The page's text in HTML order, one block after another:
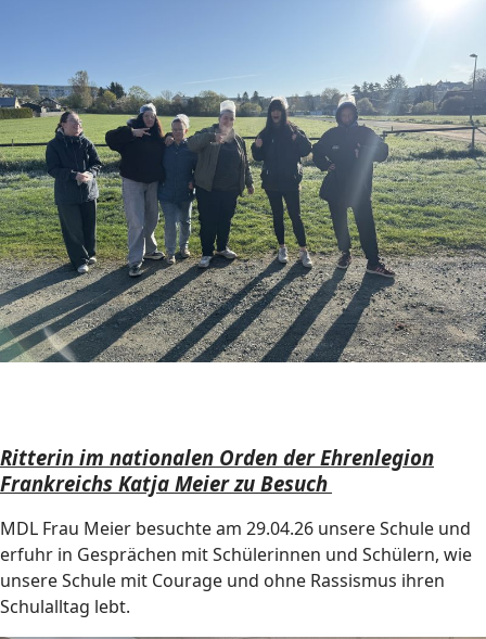
Ritterin im nationalen Orden der Ehrenlegion
Frankreichs Katja Meier zu Besuch
MDL Frau Meier besuchte am 29.04.26 unsere Schule und
erfuhr in Gesprächen mit Schülerinnen und Schülern, wie
unsere Schule mit Courage und ohne Rassismus ihren
Schulalltag lebt.